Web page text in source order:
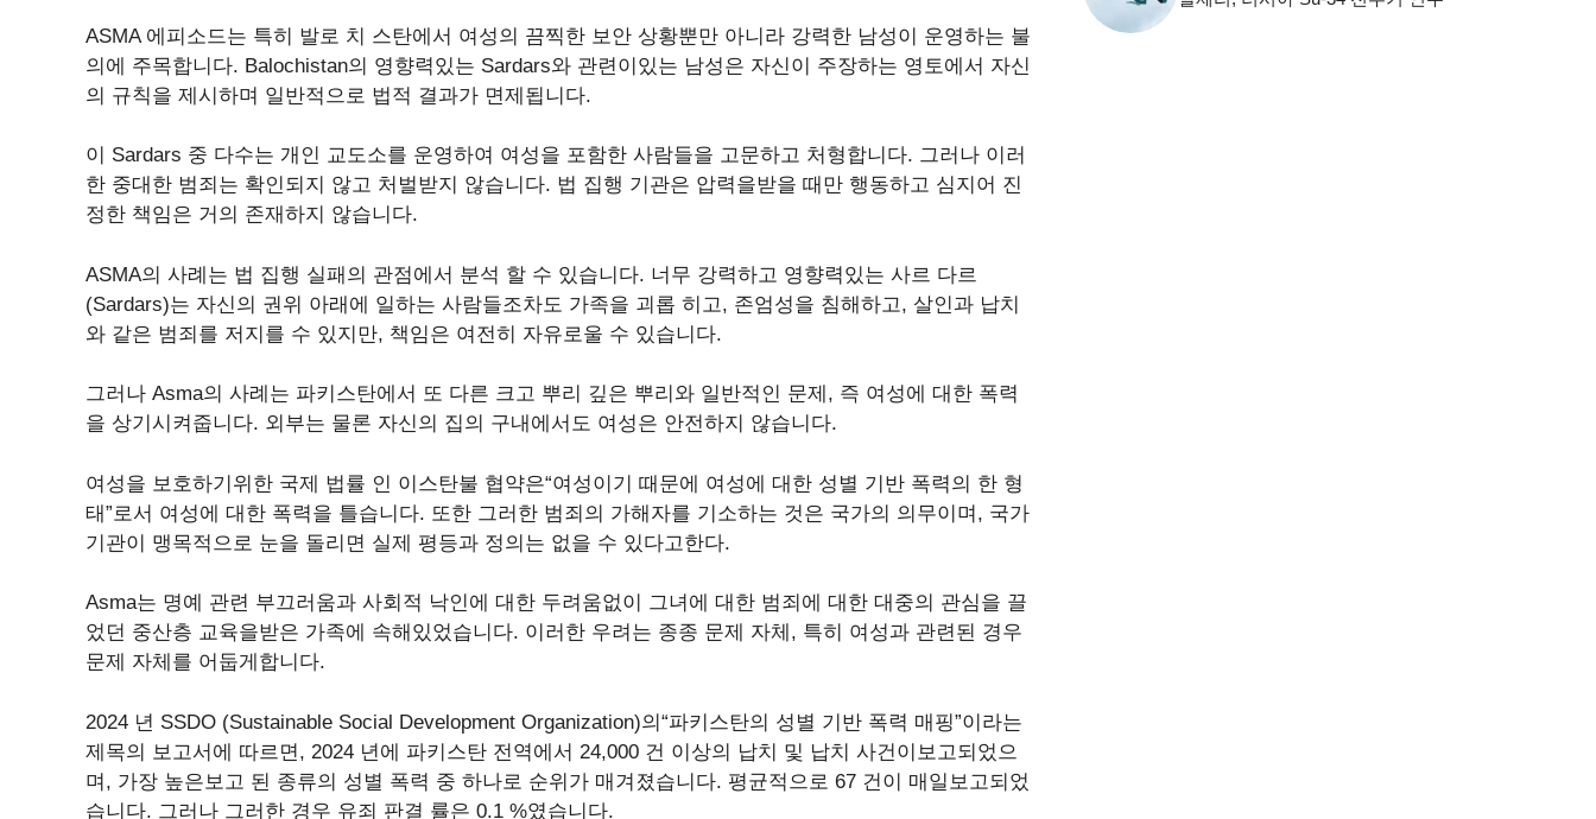
ASMA 에피소드는 특히 발로 치 스탄에서 여성의 끔찍한 보안 상황뿐만 아니라 강력한 남성이 운영하는 불
의에 주목합니다. Balochistan의 영향력있는 Sardars와 관련이있는 남성은 자신이 주장하는 영토에서 자신
의 규칙을 제시하며 일반적으로 법적 결과가 면제됩니다.
이 Sardars 중 다수는 개인 교도소를 운영하여 여성을 포함한 사람들을 고문하고 처형합니다. 그러나 이러
한 중대한 범죄는 확인되지 않고 처벌받지 않습니다. 법 집행 기관은 압력을받을 때만 행동하고 심지어 진
정한 책임은 거의 존재하지 않습니다.
ASMA의 사례는 법 집행 실패의 관점에서 분석 할 수 있습니다. 너무 강력하고 영향력있는 사르 다르
(Sardars)는 자신의 권위 아래에 일하는 사람들조차도 가족을 괴롭 히고, 존엄성을 침해하고, 살인과 납치
와 같은 범죄를 저지를 수 있지만, 책임은 여전히 ​​자유로울 수 있습니다.
그러나 Asma의 사례는 파키스탄에서 또 다른 크고 뿌리 깊은 뿌리와 일반적인 문제, 즉 여성에 대한 폭력
을 상기시켜줍니다. 외부는 물론 자신의 집의 구내에서도 여성은 안전하지 않습니다.
여성을 보호하기위한 국제 법률 인 이스탄불 협약은“여성이기 때문에 여성에 대한 성별 기반 폭력의 한 형
태”로서 여성에 대한 폭력을 틀습니다. 또한 그러한 범죄의 가해자를 기소하는 것은 국가의 의무이며, 국가
기관이 맹목적으로 눈을 돌리면 실제 평등과 정의는 없을 수 있다고한다.
Asma는 명예 관련 부끄러움과 사회적 낙인에 대한 두려움없이 그녀에 대한 범죄에 대한 대중의 관심을 끌
었던 중산층 교육을받은 가족에 속해있었습니다. 이러한 우려는 종종 문제 자체, 특히 여성과 관련된 경우
문제 자체를 어둡게합니다.
2024 년 SSDO (Sustainable Social Development Organization)의“파키스탄의 성별 기반 폭력 매핑”이라는
제목의 보고서에 따르면, 2024 년에 파키스탄 전역에서 24,000 건 이상의 납치 및 납치 사건이보고되었으
며, 가장 높은보고 된 종류의 성별 폭력 중 하나로 순위가 매겨졌습니다. 평균적으로 67 건이 매일보고되었
습니다. 그러나 그러한 경우 유죄 판결 률은 0.1 %였습니다.